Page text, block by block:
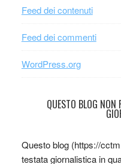
Feed dei contenuti
Feed dei commenti
WordPress.org
QUESTO BLOG NON
Questo blog (https://
testata giornalistica in